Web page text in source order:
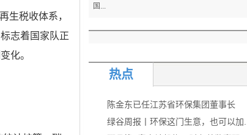
生税收体系，
志着国家队正
化。
国...
热点
陈金东已任江苏省环保集团董事长
绿谷周报丨环保这门生意，也可以加...